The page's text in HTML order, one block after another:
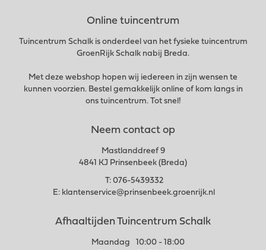
Online tuincentrum
Tuincentrum Schalk is onderdeel van het fysieke tuincentrum
GroenRijk Schalk nabij Breda.
Met deze webshop hopen wij iedereen in zijn wensen te
kunnen voorzien. Bestel gemakkelijk online of kom langs in
ons tuincentrum. Tot snel!
Neem contact op
Mastlanddreef 9
4841 KJ Prinsenbeek (Breda)
T: 076-5439332
E: klantenservice@prinsenbeek.groenrijk.nl
Afhaaltijden Tuincentrum Schalk
Maandag
10:00 - 18:00